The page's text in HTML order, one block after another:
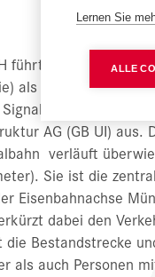
führte in
als
­, Fernmelde-
AG (GB UI) aus.
verläuft
Sie ist die
Eisenbahnachse
dabei den
Bestandstrecke
als auch Personen
Lernen Sie
ALLE